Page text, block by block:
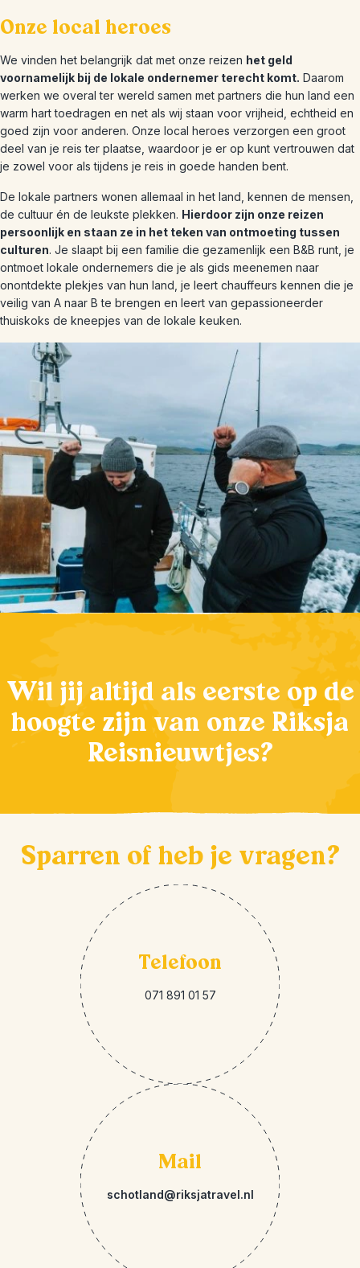
Onze local heroes
We vinden het belangrijk dat met onze reizen het geld
voornamelijk bij de lokale ondernemer terecht komt. Daarom
werken we overal ter wereld samen met partners die hun land een
warm hart toedragen en net als wij staan voor vrijheid, echtheid en
goed zijn voor anderen. Onze local heroes verzorgen een groot
deel van je reis ter plaatse, waardoor je er op kunt vertrouwen dat
je zowel voor als tijdens je reis in goede handen bent.
De lokale partners wonen allemaal in het land, kennen de mensen,
de cultuur én de leukste plekken. Hierdoor zijn onze reizen
persoonlijk en staan ze in het teken van ontmoeting tussen
culturen. Je slaapt bij een familie die gezamenlijk een B&B runt, je
ontmoet lokale ondernemers die je als gids meenemen naar
onontdekte plekjes van hun land, je leert chauffeurs kennen die je
veilig van A naar B te brengen en leert van gepassioneerder
thuiskoks de kneepjes van de lokale keuken.
Wil jij altijd als eerste op de
hoogte zijn van onze Riksja
Reisnieuwtjes?
Sparren of heb je vragen?
Telefoon
071 891 01 57
Mail
schotland@riksjatravel.nl